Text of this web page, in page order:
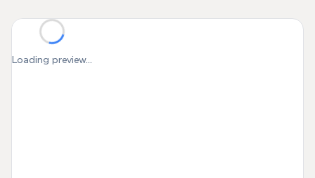
Loading preview...